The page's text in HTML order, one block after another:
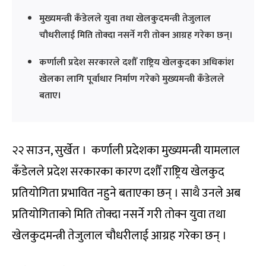
मुख्यमन्त्री कँडेलले युवा तथा खेलकुदमन्त्री तेजुलाल
चौधरीलाई मिति तोक्दा नसर्ने गरी तोक्न आग्रह गरेका छन्।
कर्णाली प्रदेश सरकारले दशौँ राष्ट्रिय खेलकुदका अधिकांश
खेलका लागि पूर्वाधार निर्माण गरेको मुख्यमन्त्री कँडेलले
बताए।
२२ साउन, सुर्खेत । कर्णाली प्रदेशका मुख्यमन्त्री यामलाल
कँडेलले प्रदेश सरकारका कारण दशौँ राष्ट्रिय खेलकुद
प्रतियोगिता प्रभावित नहुने बताएका छन् । साथै उनले अब
प्रतियोगिताको मिति तोक्दा नसर्ने गरी तोक्न युवा तथा
खेलकुदमन्त्री तेजुलाल चौधरीलाई आग्रह गरेका छन् ।